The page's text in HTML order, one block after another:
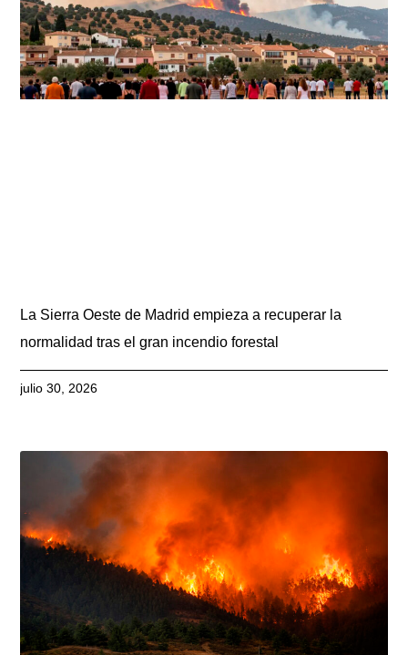
La Sierra Oeste de Madrid empieza a recuperar la
normalidad tras el gran incendio forestal
julio 30, 2026